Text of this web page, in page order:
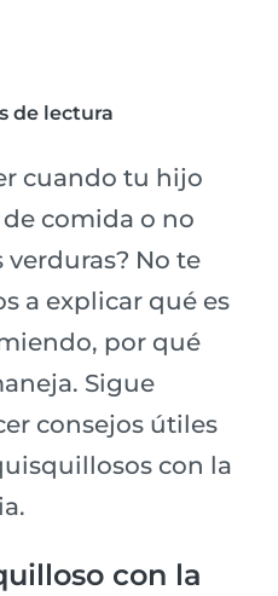
de lectura
cuando tu hijo
comida o no
No te
a explicar qué es
por qué
Sigue
consejos útiles
con la
con la